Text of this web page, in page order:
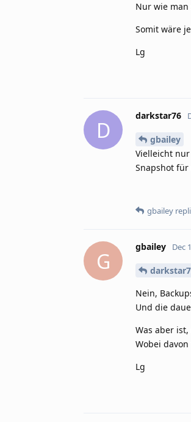
Nur wie man
Somit wäre
Lg
D
darkstar76
gbailey
Vielleicht
Snapshot für
gbailey
G
gbailey Dec
Nein,
Und die
Was aber
Wobei
Lg